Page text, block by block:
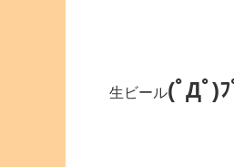
生ビール(ﾟДﾟ)ﾌ